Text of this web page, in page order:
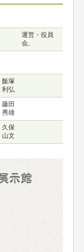
運営・役員
会,
飯塚
利弘
藤田
秀雄
久保
山文